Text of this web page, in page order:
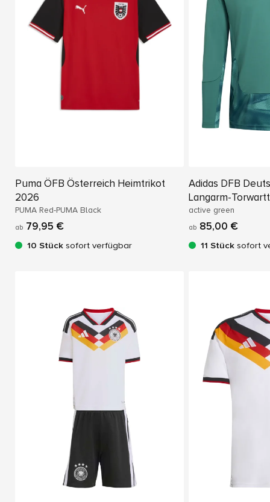
Puma ÖFB Österreich Heimtrikot
2026
PUMA Red-PUMA Black
ab 79,95 €
10 Stück sofort verfügbar
Adidas DFB
Langarm-
active green
ab 85,00 €
11 Stück sofort